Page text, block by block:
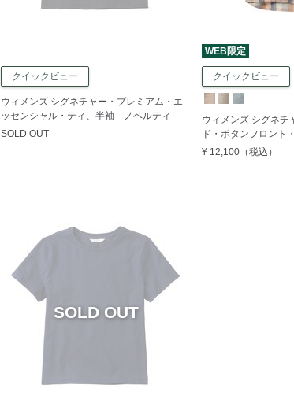
クイックビュー
ウィメンズ シグネチャー・プレミアム・エ
ッセンシャル・ティ、半袖 ノベルティ
SOLD OUT
WEB限定
クイックビュー
ウィメンズ シグネチ
ド・ボタンフロント
¥ 12,100 （税込）